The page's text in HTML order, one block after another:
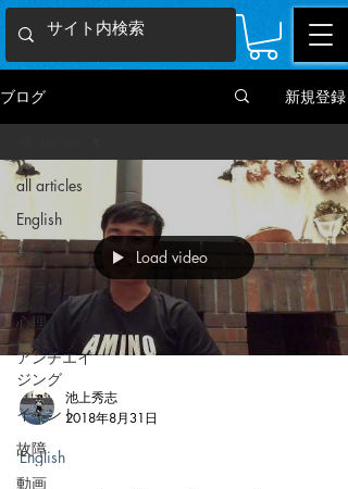
ブログ 新規登録
all articles
English
栄養
マラソン
心理
アンチエイ
ジング
イベント
故障
動画
Load video
池上秀志
2018年8月31日
English